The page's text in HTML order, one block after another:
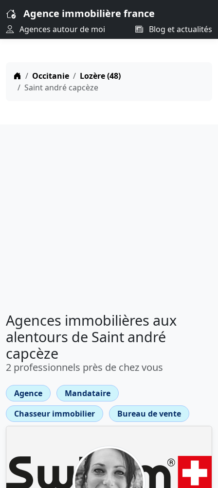
Agence immobilière france
Agences autour de moi Blog et actualités
Occitanie
Lozère (48)
Saint andré capcèze
Agences immobilières aux
alentours de Saint andré
capcèze
2 professionnels près de chez vous
Agence
Mandataire
Chasseur immobilier
Bureau de vente